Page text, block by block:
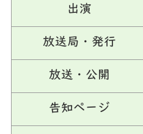
出演
放送局・発行
放送・公開
告知ページ